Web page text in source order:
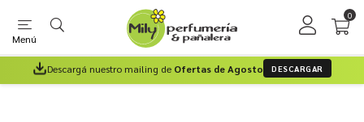
Menú
0
Descargá nuestro mailing de Ofertas de Agosto DESCARGAR